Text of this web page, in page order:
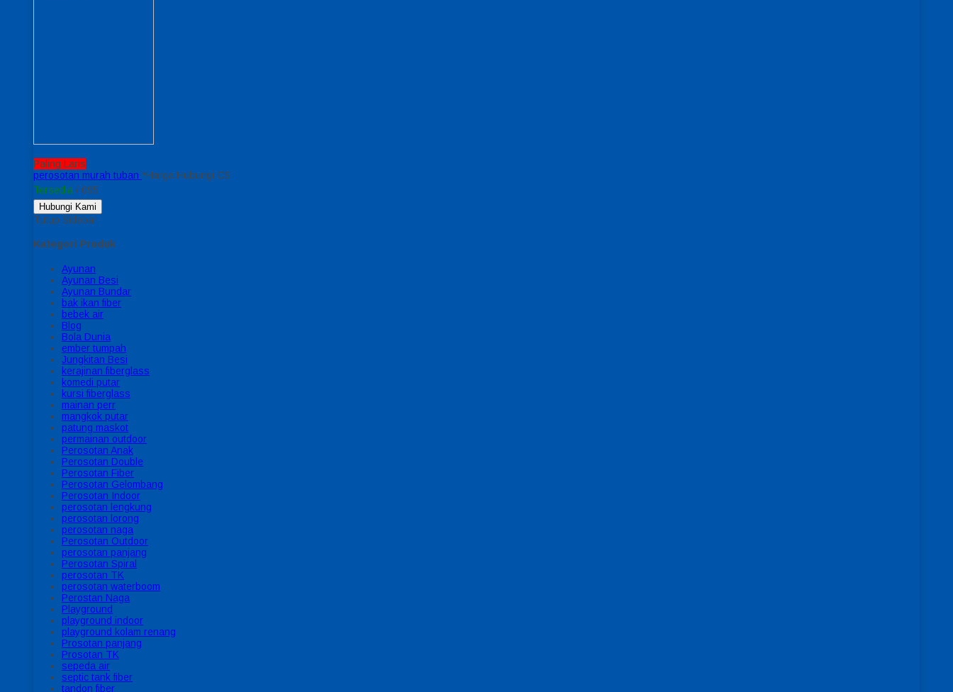
Paling Laris
perosotan murah tuban *Harga Hubungi CS
Tersedia / 095
Hubungi Kami
Tutup Sidebar
Kategori Produk
Ayunan
Ayunan Besi
Ayunan Bundar
bak ikan fiber
bebek air
Blog
Bola Dunia
ember tumpah
Jungkitan Besi
kerajinan fiberglass
komedi putar
kursi fiberglass
mainan perr
mangkok putar
patung maskot
permainan outdoor
Perosotan Anak
Perosotan Double
Perosotan Fiber
Perosotan Gelombang
Perosotan Indoor
perosotan lengkung
perosotan lorong
perosotan naga
Perosotan Outdoor
perosotan panjang
Perosotan Spiral
perosotan TK
perosotan waterboom
Perostan Naga
Playground
playground indoor
playground kolam renang
Prosotan panjang
Prosotan TK
sepeda air
septic tank fiber
tandon fiber